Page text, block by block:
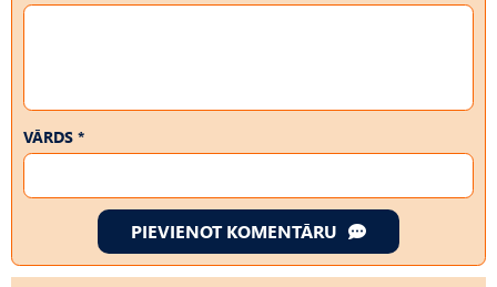
VĀRDS *
PIEVIENOT KOMENTĀRU